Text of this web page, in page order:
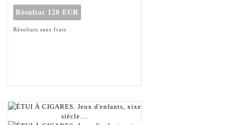
Résultat 120 EUR
Résultats sans frais